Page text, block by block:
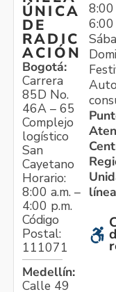
ÚNICA
DE
RADIC
ACIÓN
Bogotá:
Carrera
85D No.
46A – 65
Complejo
logístico
San
Cayetano
Horario:
8:00 a.m. –
4:00 p.m.
Código
Postal:
111071
Medellín:
Calle 49
8:00
6:00
Auto
línea